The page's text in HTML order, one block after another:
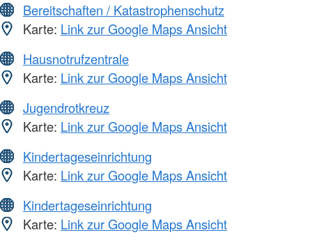
Bereitschaften / Katastrophenschutz
Karte: Link zur Google Maps Ansicht
Hausnotrufzentrale
Karte: Link zur Google Maps Ansicht
Jugendrotkreuz
Karte: Link zur Google Maps Ansicht
Kindertageseinrichtung
Karte: Link zur Google Maps Ansicht
Kindertageseinrichtung
Karte: Link zur Google Maps Ansicht